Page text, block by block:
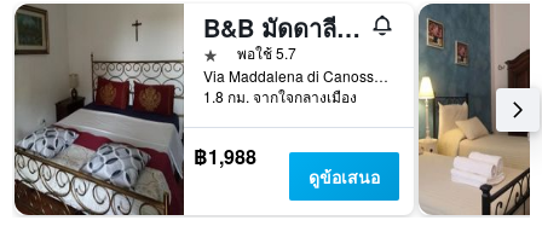
B&B มัดดาลีนา ดิ ซาน เซโน
1 ดาวพอใช้ 5.7
Via Maddalena di Canossa 11, เวโรนา, เวเนโต, อิตาลี
1.8 กม. จากใจกลางเมือง
฿1,988
ดูข้อเสนอ